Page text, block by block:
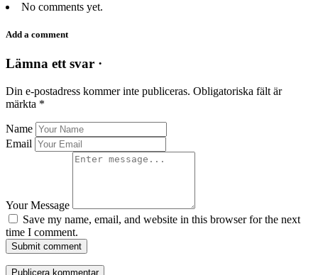
No comments yet.
Add a comment
Lämna ett svar ·
Din e-postadress kommer inte publiceras. Obligatoriska fält är
märkta *
Name
Email
Your Message
Save my name, email, and website in this browser for the next
time I comment.
Submit comment